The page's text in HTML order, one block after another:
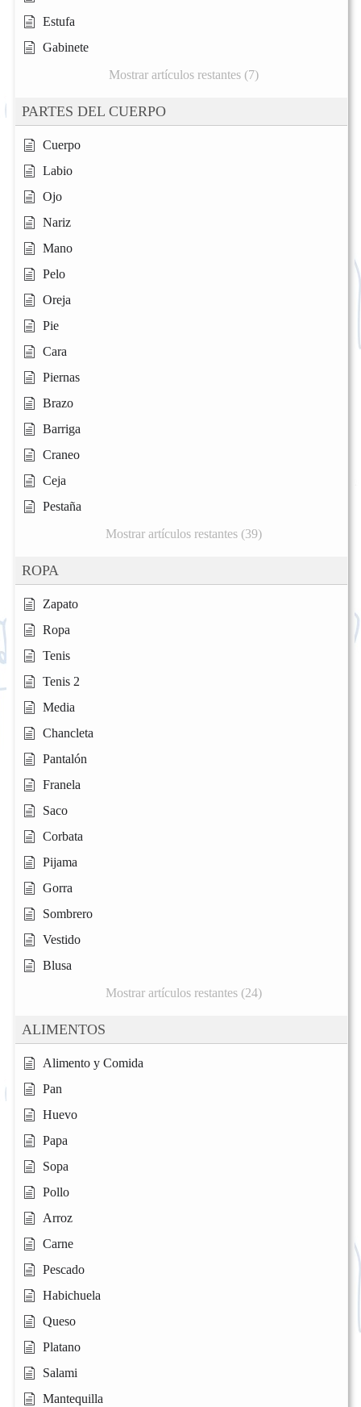
Estufa
Gabinete
Mostrar artículos restantes (7)
PARTES DEL CUERPO
Cuerpo
Labio
Ojo
Nariz
Mano
Pelo
Oreja
Pie
Cara
Piernas
Brazo
Barriga
Craneo
Ceja
Pestaña
Mostrar artículos restantes (39)
ROPA
Zapato
Ropa
Tenis
Tenis 2
Media
Chancleta
Pantalón
Franela
Saco
Corbata
Pijama
Gorra
Sombrero
Vestido
Blusa
Mostrar artículos restantes (24)
ALIMENTOS
Alimento y Comida
Pan
Huevo
Papa
Sopa
Pollo
Arroz
Carne
Pescado
Habichuela
Queso
Platano
Salami
Mantequilla